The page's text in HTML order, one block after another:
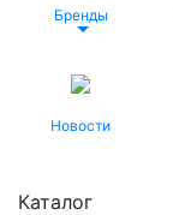
Бренды
Новости
Каталог